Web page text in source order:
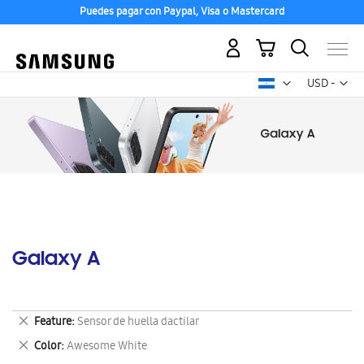
Puedes pagar con Paypal, Visa o Mastercard
USD -
dólar
Mi carrito
Galaxy A
Feature Sensor de huella dactilar
Eliminar
este
artículo
Color Awesome White
Eliminar